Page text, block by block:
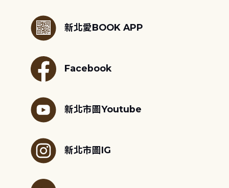
新北愛BOOK APP
Facebook
新北市圖Youtube
新北市圖IG